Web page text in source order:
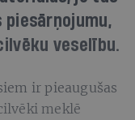
piesārņojumu,
veselību.
ir pieaugušas
meklē